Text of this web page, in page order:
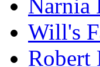
Narnia
Will's
Robert